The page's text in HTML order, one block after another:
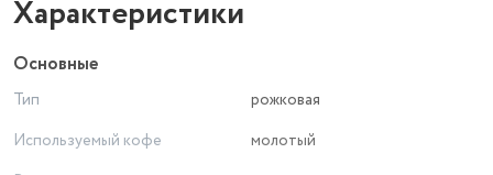
Характеристики
Основные
Тип
рожковая
Используемый кофе
молотый